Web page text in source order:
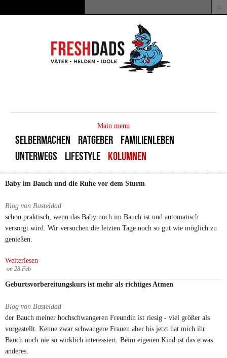
Suchformular
Main menu
SELBERMACHEN RATGEBER
FAMILIENLEBEN
UNTERWEGS
LIFESTYLE KOLUMNEN
Baby im Bauch und die Ruhe vor dem Sturm
Blog von Basteldad
schon praktisch, wenn das Baby noch im Bauch ist und automatisch
versorgt wird. Wir versuchen die letzten Tage noch so gut wie möglich zu
genießen.
Weiterlesen
on 28 Feb
Geburtsvorbereitungskurs ist mehr als richtiges Atmen
Blog von Basteldad
der Bauch meiner hochschwangeren Freundin ist riesig - viel größer als
vorgestellt. Kenne zwar schwangere Frauen aber bis jetzt hat mich ihr
Bauch noch nie so wirklich interessiert. Beim eigenen Kind ist das etwas
anderes.